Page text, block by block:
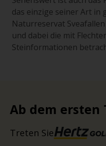
das einzige seiner Art in
Naturreservat
und dabei die mit
Steinformationen
Ab dem
Treten Sie